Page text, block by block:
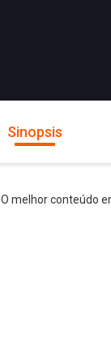
Sinopsis
O melhor conteúdo